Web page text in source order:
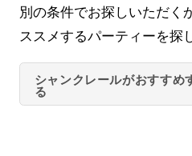
別の条件でお探しいただく
ススメするパーティーを探
シャンクレールがおすすめ
る